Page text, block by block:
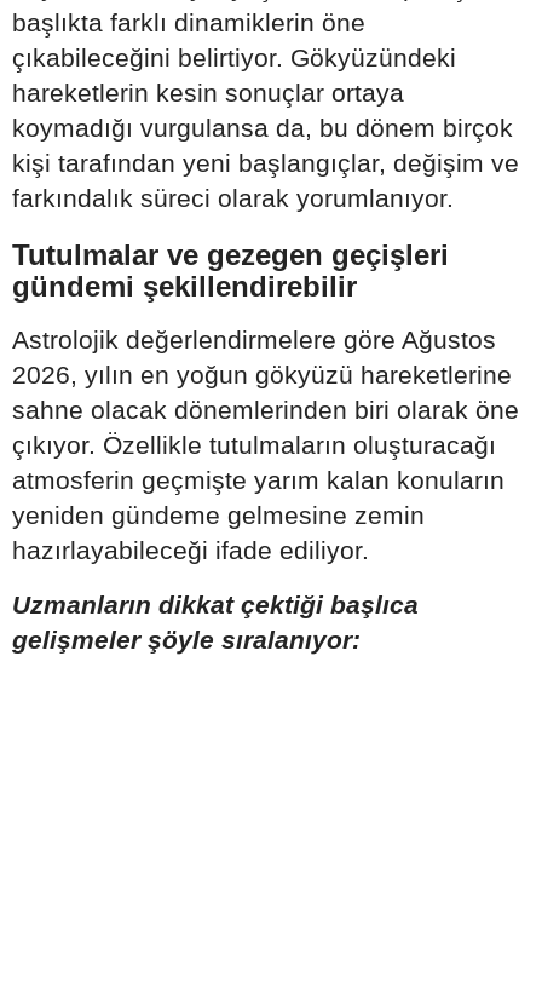
başlıkta farklı dinamiklerin öne
çıkabileceğini belirtiyor. Gökyüzündeki
hareketlerin kesin sonuçlar ortaya
koymadığı vurgulansa da, bu dönem birçok
kişi tarafından yeni başlangıçlar, değişim ve
farkındalık süreci olarak yorumlanıyor.
Tutulmalar ve gezegen geçişleri
gündemi şekillendirebilir
Astrolojik değerlendirmelere göre Ağustos
2026, yılın en yoğun gökyüzü hareketlerine
sahne olacak dönemlerinden biri olarak öne
çıkıyor. Özellikle tutulmaların oluşturacağı
atmosferin geçmişte yarım kalan konuların
yeniden gündeme gelmesine zemin
hazırlayabileceği ifade ediliyor.
Uzmanların dikkat çektiği başlıca
gelişmeler şöyle sıralanıyor: